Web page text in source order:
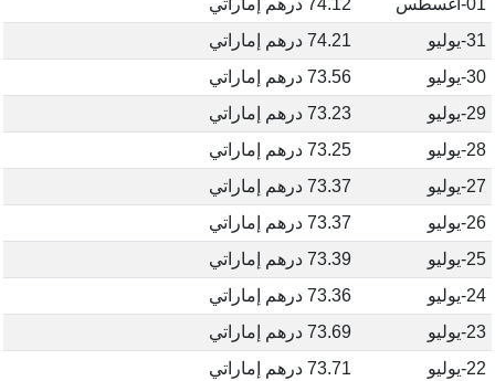
01-أغسطس
74.12 درهم إماراتي
31-يوليو
74.21 درهم إماراتي
30-يوليو
73.56 درهم إماراتي
29-يوليو
73.23 درهم إماراتي
28-يوليو
73.25 درهم إماراتي
27-يوليو
73.37 درهم إماراتي
26-يوليو
73.37 درهم إماراتي
25-يوليو
73.39 درهم إماراتي
24-يوليو
73.36 درهم إماراتي
23-يوليو
73.69 درهم إماراتي
22-يوليو
73.71 درهم إماراتي